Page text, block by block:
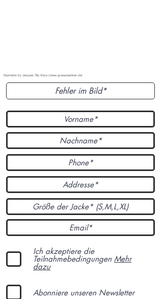
Illustration by Jacques Tilly https://www.grossplastiken.de/
Ich akzeptiere die
Teilnahmebedingungen Mehr
dazu
Abonniere unseren Newsletter